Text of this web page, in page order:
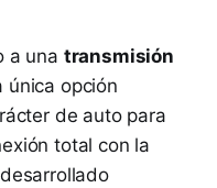
a una transmisión
única opción
de auto para
total con la